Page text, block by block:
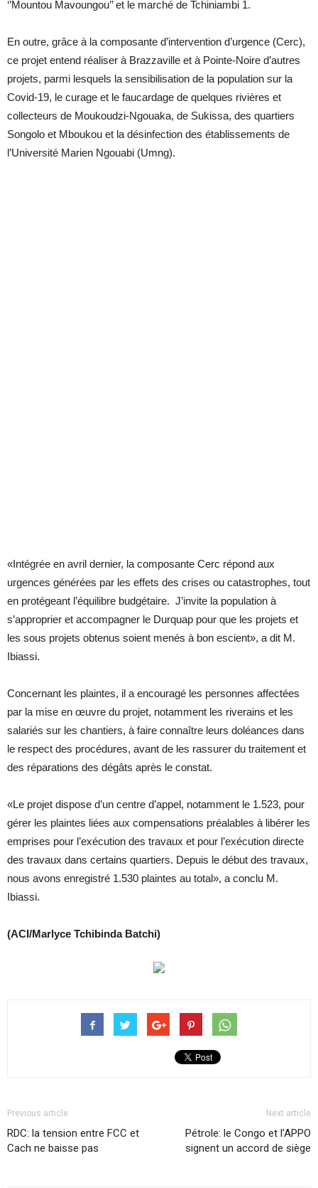
‘’Mountou Mavoungou’’ et le marché de Tchiniambi 1.
En outre, grâce à la composante d’intervention d’urgence (Cerc),
ce projet entend réaliser à Brazzaville et à Pointe-Noire d’autres
projets, parmi lesquels la sensibilisation de la population sur la
Covid-19, le curage et le faucardage de quelques rivières et
collecteurs de Moukoudzi-Ngouaka, de Sukissa, des quartiers
Songolo et Mboukou et la désinfection des établissements de
l’Université Marien Ngouabi (Umng).
«Intégrée en avril dernier, la composante Cerc répond aux
urgences générées par les effets des crises ou catastrophes, tout
en protégeant l’équilibre budgétaire. J’invite la population à
s’approprier et accompagner le Durquap pour que les projets et
les sous projets obtenus soient menés à bon escient», a dit M.
Ibiassi.
Concernant les plaintes, il a encouragé les personnes affectées
par la mise en œuvre du projet, notamment les riverains et les
salariés sur les chantiers, à faire connaître leurs doléances dans
le respect des procédures, avant de les rassurer du traitement et
des réparations des dégâts après le constat.
«Le projet dispose d’un centre d’appel, notamment le 1.523, pour
gérer les plaintes liées aux compensations préalables à libérer les
emprises pour l’exécution des travaux et pour l’exécution directe
des travaux dans certains quartiers. Depuis le début des travaux,
nous avons enregistré 1.530 plaintes au total», a conclu M.
Ibiassi.
(ACI/Marlyce Tchibinda Batchi)
Previous article
RDC: la tension entre FCC et
Cach ne baisse pas
Next article
Pétrole: le Congo et l’APPO
signent un accord de siège